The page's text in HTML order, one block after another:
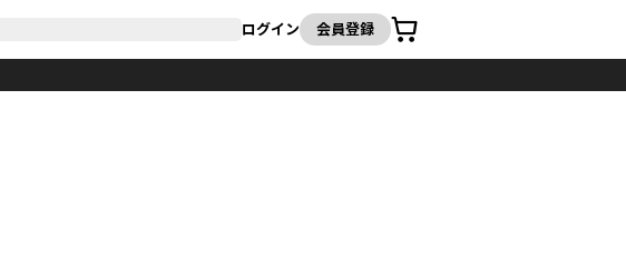
ログイン 会員登録
カート